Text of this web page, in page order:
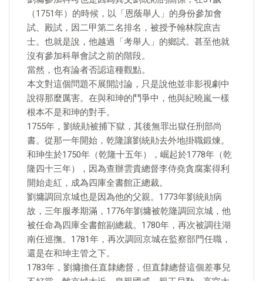
（1751年）的時候，以「恩蔭舉人」的身份參加會
試、殿試，因二甲第二名排名，被授予翰林院庶吉
士。也就是說，他越過「考舉人」的鄉試。甚至他就
沒有參加科舉會試之前的階段。
當然，也有論者否認這種觀點。
本文對這個問題不展開討論，只是說他並非影視劇中
說得那麼厲害。在與和珅的鬥爭中，他與紀曉嵐一樣
根本不是和珅的對手。
1755年，劉統勛被捕下獄，其後無罪出獄任刑部尚
書。從那一年開始，乾隆讓劉統勛去外地掛職鍛煉。
和珅生於1750年（乾隆十五年），崛起於1778年（乾
隆四十三年），因為查辦雲貴總督李侍堯貪腐案得利
開始走紅，成為四庫全書館正總裁。
劉墉調回京城也是因為他的父親。1773年劉統勛病
故，三年服孝期滿，1776年劉墉被乾隆調回京城，他
被任命為四庫全書館副總裁。1780年，再次被調往湖
南任巡撫。1781年，再次調回京城在監察部門任職，
還是在和珅主管之下。
1783年，劉墉擔任直隸總督，但直隸總督這個差事兒